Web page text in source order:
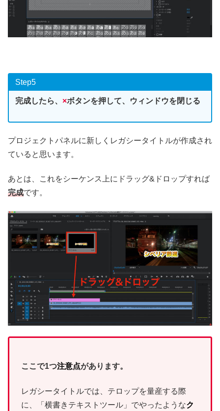
Step5
完成したら、 ×ボタンを押して、ウィンドウを閉じる
プロジェクトパネルに新しくレガシータイトルが作成され
ていると思います。
あとは、これをシーケンス上にドラッグ&ドロップすれば
完成です。
ここで1つ注意点があります。
レガシータイトルでは、テロップを量産する際
に、「横書きテキストツール」でやったようなク